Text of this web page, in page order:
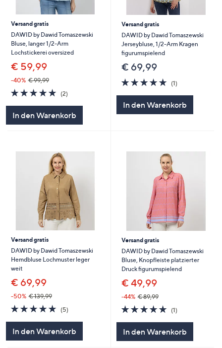
Versand gratis
DAWID by Dawid Tomaszewski
Bluse, langer 1/2-Arm
Lochstickerei oversized
€ 59,99
-40% € 99,99
5.0
von
(2)2
In den Warenkorb
Versand gratis
DAWID by Dawid Tomaszewski
Jerseybluse, 1/2-Arm Kragen
figurumspielend
€ 69,99
5.0
von
(1)1
In den Warenkorb
Versand gratis
DAWID by Dawid Tomaszewski
Hemdbluse Lochmuster leger
weit
€ 69,99
-50% € 139,99
5.0
von
(5)5
In den Warenkorb
Versand gratis
DAWID by Dawid Tomaszewski
Bluse, Knopfleiste platzierter
Druck figurumspielend
€ 49,99
-44% € 89,99
5.0
von
(1)1
In den Warenkorb